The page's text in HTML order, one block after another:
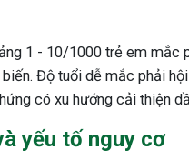
1 - 10/1000 trẻ em
Độ tuổi dễ mắc phải
có xu hướng cải thiện
yếu tố nguy cơ